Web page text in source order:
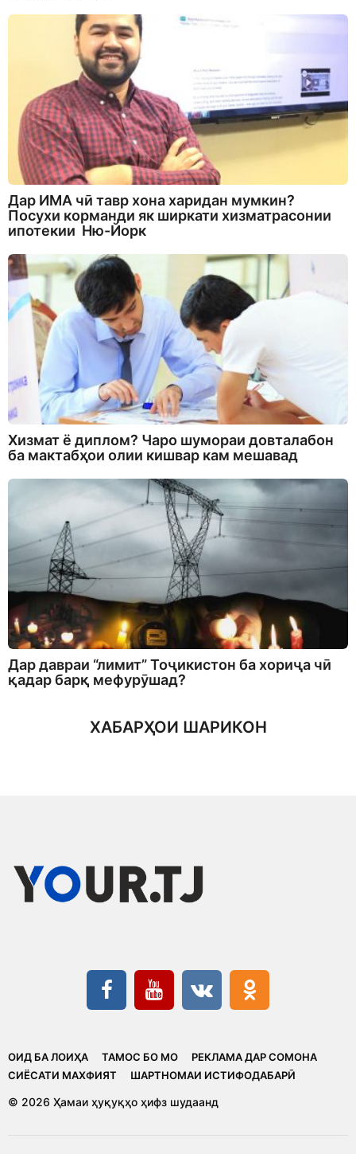
Дар ИМА чӣ тавр хона харидан мумкин?
Посухи корманди як ширкати хизматрасонии
ипотекии Ню-Йорк
Хизмат ё диплом? Чаро шумораи довталабон
ба мактабҳои олии кишвар кам мешавад
Дар давраи “лимит” Тоҷикистон ба хориҷа чӣ
қадар барқ мефурӯшад?
ХАБАРҲОИ ШАРИКОН
ОИД БА ЛОИҲА ТАМОС БО МО
РЕКЛАМА ДАР СОМОНА
CИЁСАТИ МАХФИЯТ
ШАРТНОМАИ ИСТИФОДАБАРӢ
© 2026 Ҳамаи ҳуқуқҳо ҳифз шудаанд